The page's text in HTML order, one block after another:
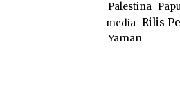
Palestina
media Rilis
Yaman